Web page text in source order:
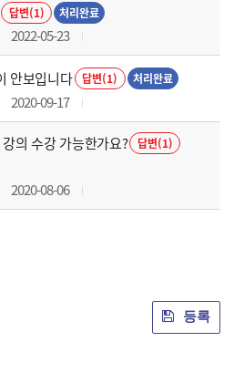
답변(1) 처리완료
2022-05-23
안보입니다 답변(1) 처리완료
2020-09-17
의 수강 가능한가요?
답변(1)
2020-08-06
등록